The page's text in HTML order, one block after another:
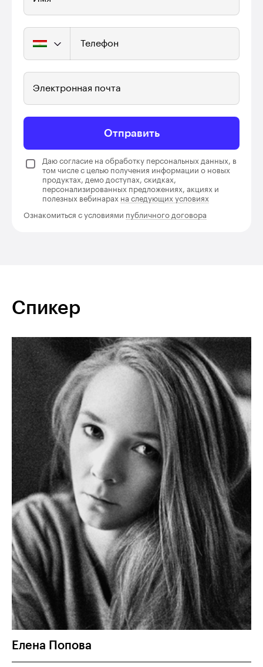
Телефон
Электронная почта
Отправить
Даю согласие на обработку персональных данных, в
том числе с целью получения информации о новых
продуктах, демо доступах, скидках,
персонализированных предложениях, акциях и
полезных вебинарах на следующих условиях
Ознакомиться с условиями публичного договора
Спикер
Елена Попова